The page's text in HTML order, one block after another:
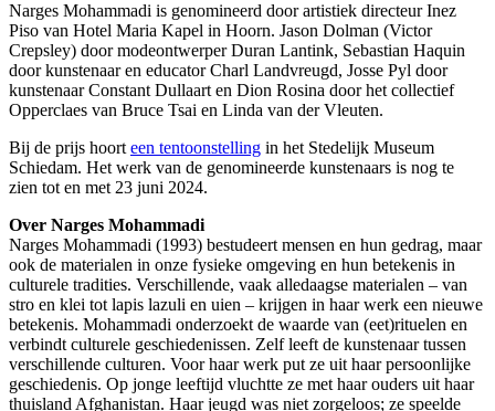
Narges Mohammadi is genomineerd door artistiek directeur Inez
Piso van Hotel Maria Kapel in Hoorn. Jason Dolman (Victor
Crepsley) door modeontwerper Duran Lantink, Sebastian Haquin
door kunstenaar en educator Charl Landvreugd, Josse Pyl door
kunstenaar Constant Dullaart en Dion Rosina door het collectief
Opperclaes van Bruce Tsai en Linda van der Vleuten.
Bij de prijs hoorteen tentoonstelling in het Stedelijk Museum
Schiedam. Het werk van de genomineerde kunstenaars is nog te
zien tot en met 23 juni 2024.
Over Narges Mohammadi
Narges Mohammadi (1993) bestudeert mensen en hun gedrag, maar
ook de materialen in onze fysieke omgeving en hun betekenis in
culturele tradities. Verschillende, vaak alledaagse materialen – van
stro en klei tot lapis lazuli en uien – krijgen in haar werk een nieuwe
betekenis. Mohammadi onderzoekt de waarde van (eet)rituelen en
verbindt culturele geschiedenissen. Zelf leeft de kunstenaar tussen
verschillende culturen. Voor haar werk put ze uit haar persoonlijke
geschiedenis. Op jonge leeftijd vluchtte ze met haar ouders uit haar
thuisland Afghanistan. Haar jeugd was niet zorgeloos; ze speelde